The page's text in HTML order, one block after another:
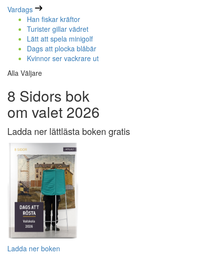
Vardags
Han fiskar kräftor
Turister gillar vädret
Lätt att spela minigolf
Dags att plocka blåbär
Kvinnor ser vackrare ut
Alla Väljare
8 Sidors bok
om valet 2026
Ladda ner lättlästa boken gratis
Ladda ner boken